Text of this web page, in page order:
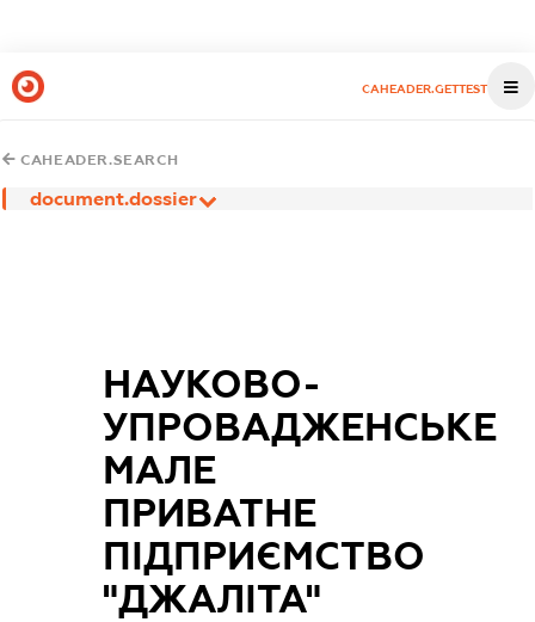
CAHEADER.GETTEST
CAHEADER.SEARCH
document.dossier
НАУКОВО-
УПРОВАДЖЕНСЬКЕ
МАЛЕ
ПРИВАТНЕ
ПІДПРИЄМСТВО
"ДЖАЛІТА"